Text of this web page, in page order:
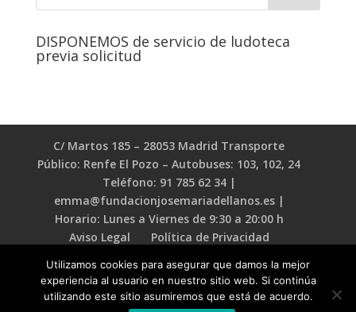
DISPONEMOS de servicio de ludoteca
previa solicitud
C/ Martos 185 – 28053 Madrid Transporte
Público: Renfe El Pozo – Autobuses: 103, 102, 24
Teléfono: 91 785 62 34 |
emma@fundacionjosemariadellanos.es |
Horario: Lunes a Viernes de 9:30 a 20:00 h
Aviso Legal
Política de Privacidad
Utilizamos cookies para asegurar que damos la mejor
experiencia al usuario en nuestro sitio web. Si continúa
utilizando este sitio asumiremos que está de acuerdo.